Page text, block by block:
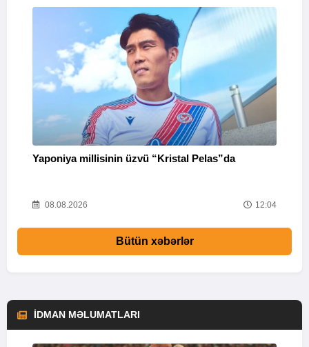
Yaponiya millisinin üzvü “Kristal Pelas”da
08.08.2026 12:04
Bütün xəbərlər
İDMAN MƏLUMATLARI